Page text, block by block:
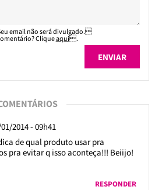
email não será divulgado.
Cliqueaqui.
2014 - 09h41
de qual produto usar pra
pra evitar q isso aconteça!!! Beiijo!
RESPONDER